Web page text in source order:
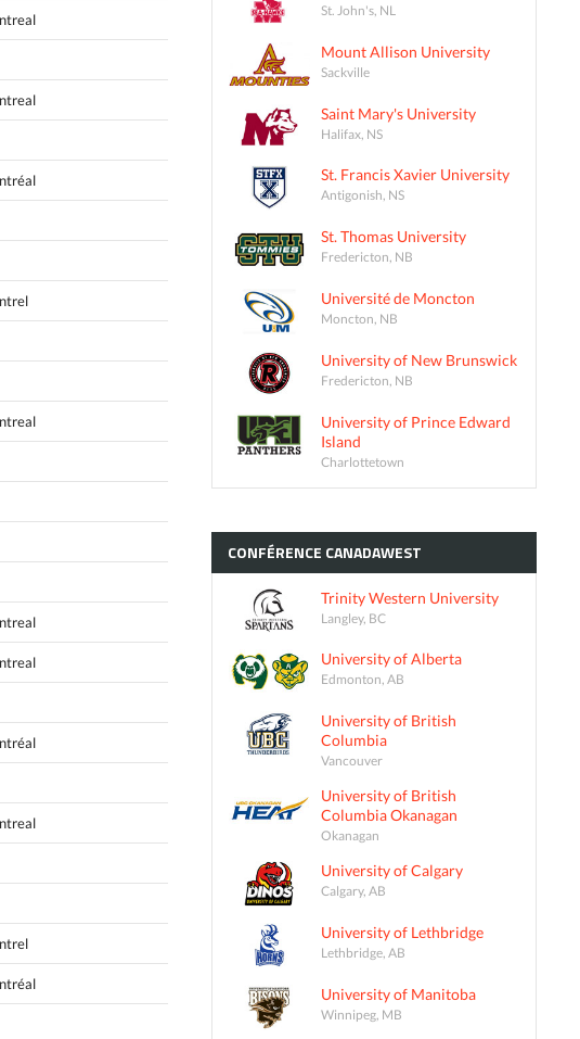
St. John's, NL
Mount Allison University
Sackville
Saint Mary's University
Halifax, NS
St. Francis Xavier University
Antigonish, NS
St. Thomas University
Fredericton, NB
Université de Moncton
Moncton, NB
University of New Brunswick
Fredericton, NB
University of Prince Edward
Island
Charlottetown
CONFÉRENCE CANADAWEST
Trinity Western University
Langley, BC
University of Alberta
Edmonton, AB
University of British
Columbia
Vancouver
University of British
Columbia Okanagan
Okanagan
University of Calgary
Calgary, AB
University of Lethbridge
Lethbridge, AB
University of Manitoba
Winnipeg, MB